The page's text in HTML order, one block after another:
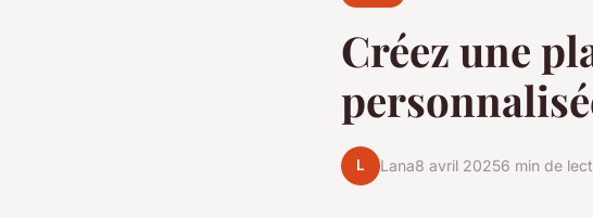
Créez une
L Lana8 avril 20256 min de